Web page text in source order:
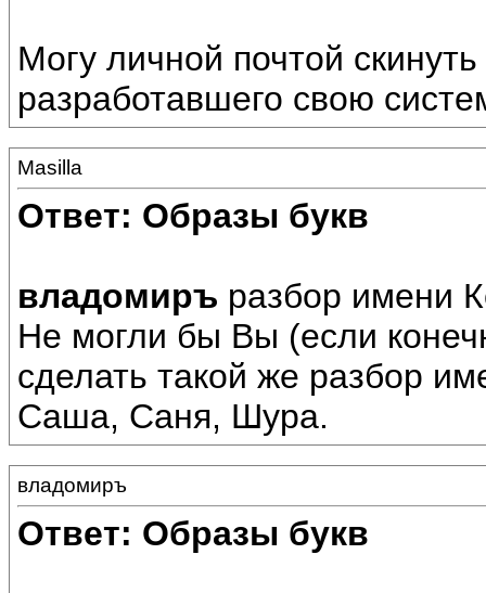
Могу личной почтой
разработавшего свою
Masilla
Ответ: Образы букв
владомиръ разбор имени
Не могли бы Вы (если
сделать такой же разбор
Саша, Саня, Шура.
владомиръ
Ответ: Образы букв